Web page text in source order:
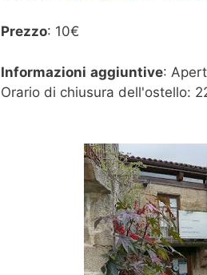
Prezzo: 10€
Informazioni aggiuntive:
Orario di chiusura dell'ostello: